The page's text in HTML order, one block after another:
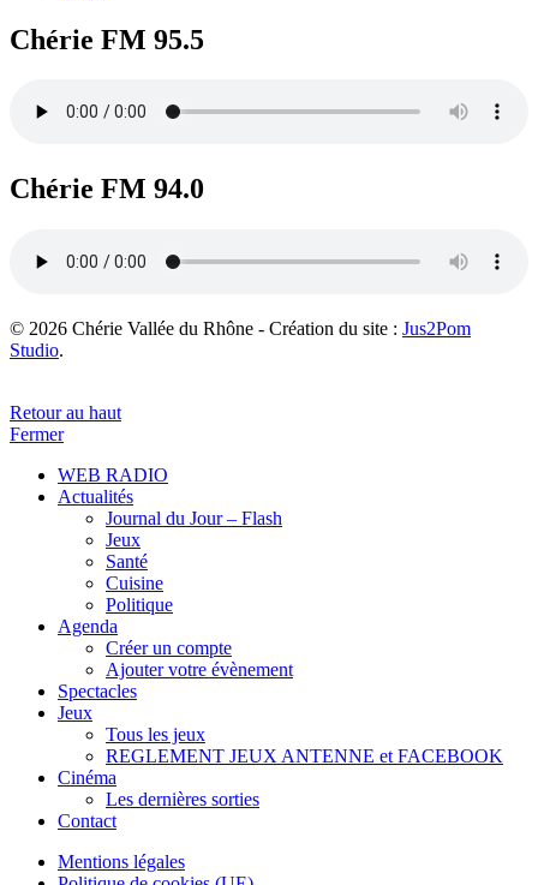
Chérie FM 95.5
Chérie FM 94.0
© 2026 Chérie Vallée du Rhône - Création du site : Jus2Pom
Studio.
Retour au haut
Fermer
WEB RADIO
Actualités
Journal du Jour – Flash
Jeux
Santé
Cuisine
Politique
Agenda
Créer un compte
Ajouter votre évènement
Spectacles
Jeux
Tous les jeux
REGLEMENT JEUX ANTENNE et FACEBOOK
Cinéma
Les dernières sorties
Contact
Mentions légales